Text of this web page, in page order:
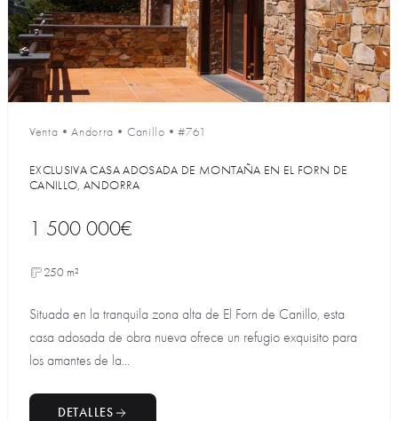
Venta •Andorra • Canillo •#761
EXCLUSIVA CASA ADOSADA DE MONTAÑA EN EL FORN DE
CANILLO, ANDORRA
1 500 000€
250 m²
Situada en la tranquila zona alta de El Forn de Canillo, esta
casa adosada de obra nueva ofrece un refugio exquisito para
los amantes de la...
DETALLES